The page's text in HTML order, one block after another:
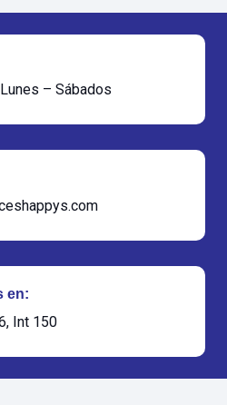
– Sábados
en:
Int 150